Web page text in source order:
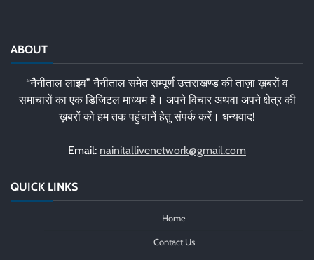
ABOUT
“नैनीताल लाइव” नैनीताल समेत सम्पूर्ण उत्तराखण्ड की ताज़ा ख़बरों व
समाचारों का एक डिजिटल माध्यम है। अपने विचार अथवा अपने क्षेत्र की
ख़बरों को हम तक पहुंचानें हेतु संपर्क करें। धन्यवाद!
Email: nainitallivenetwork@gmail.com
QUICK LINKS
Home
Contact Us